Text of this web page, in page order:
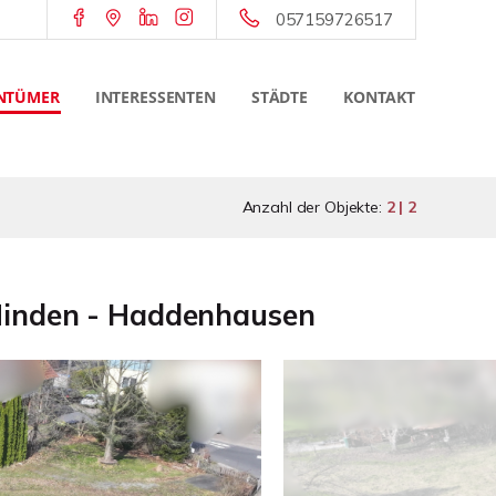
057159726517
INTERESSENTEN STÄDTE KONTAKT
Anzahl der Objekte: 2 | 2
- Haddenhausen